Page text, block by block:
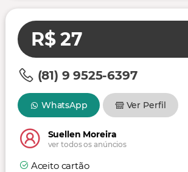
R$ 27
(81) 9 9525-6397
WhatsApp Ver Perfil
Suellen Moreira
ver todos os anúncios
Aceito cartão